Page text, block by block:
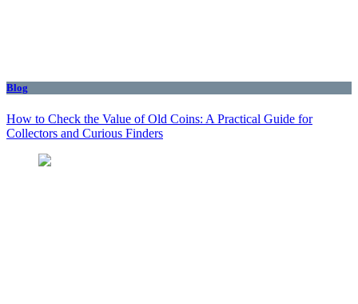
Blog
How to Check the Value of Old Coins: A Practical Guide for
Collectors and Curious Finders